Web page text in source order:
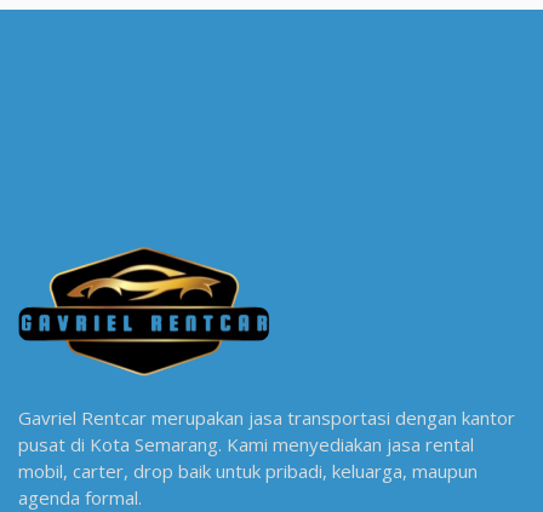
Gavriel Rentcar merupakan jasa transportasi dengan kantor
pusat di Kota Semarang. Kami menyediakan jasa rental
mobil, carter, drop baik untuk pribadi, keluarga, maupun
agenda formal.